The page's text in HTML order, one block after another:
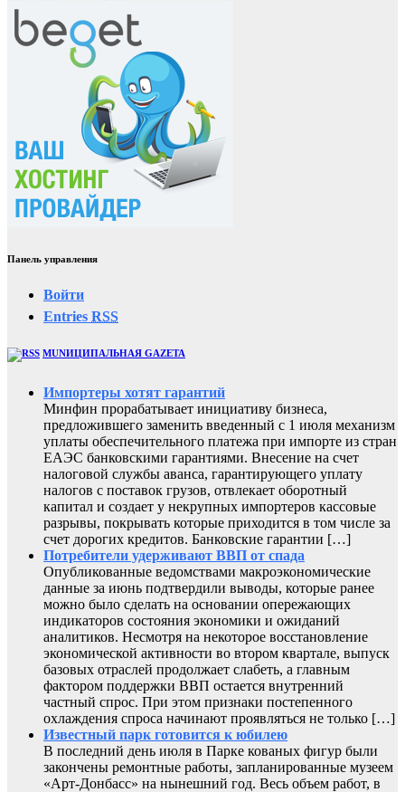
Панель управления
Войти
Entries RSS
MUNИЦИПАЛЬНАЯ GAZЕТА
Импортеры хотят гарантий
Минфин прорабатывает инициативу бизнеса,
предложившего заменить введенный с 1 июля механизм
уплаты обеспечительного платежа при импорте из стран
ЕАЭС банковскими гарантиями. Внесение на счет
налоговой службы аванса, гарантирующего уплату
налогов с поставок грузов, отвлекает оборотный
капитал и создает у некрупных импортеров кассовые
разрывы, покрывать которые приходится в том числе за
счет дорогих кредитов. Банковские гарантии […]
Потребители удерживают ВВП от спада
Опубликованные ведомствами макроэкономические
данные за июнь подтвердили выводы, которые ранее
можно было сделать на основании опережающих
индикаторов состояния экономики и ожиданий
аналитиков. Несмотря на некоторое восстановление
экономической активности во втором квартале, выпуск
базовых отраслей продолжает слабеть, а главным
фактором поддержки ВВП остается внутренний
частный спрос. При этом признаки постепенного
охлаждения спроса начинают проявляться не только […]
Известный парк готовится к юбилею
В последний день июля в Парке кованых фигур были
закончены ремонтные работы, запланированные музеем
«Арт-Донбасс» на нынешний год. Весь объем работ, в